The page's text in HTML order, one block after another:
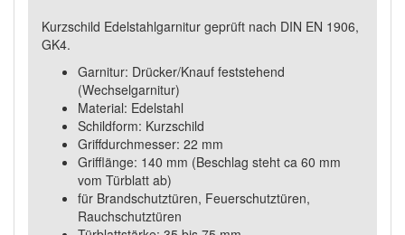
Kurzschild Edelstahlgarnitur geprüft nach DIN EN 1906,
GK4.
Garnitur: Drücker/Knauf feststehend
(Wechselgarnitur)
Material: Edelstahl
Schildform: Kurzschild
Griffdurchmesser: 22 mm
Grifflänge: 140 mm (Beschlag steht ca 60 mm
vom Türblatt ab)
für Brandschutztüren, Feuerschutztüren,
Rauchschutztüren